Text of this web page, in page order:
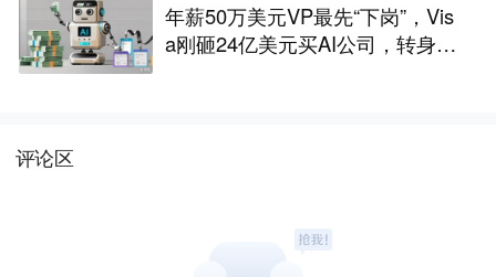
年薪50万美元VP最先“下岗”，Vis
a刚砸24亿美元买AI公司，转身裁
评论区